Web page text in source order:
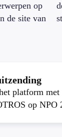
op
de site van
platform
op NPO